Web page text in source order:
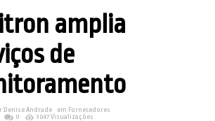
amplia
de
Denise Andrade em Fornecedores
0 3047 Visualizações